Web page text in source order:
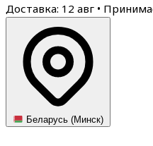
Доставка: 12 авг •
Беларусь (Минск)